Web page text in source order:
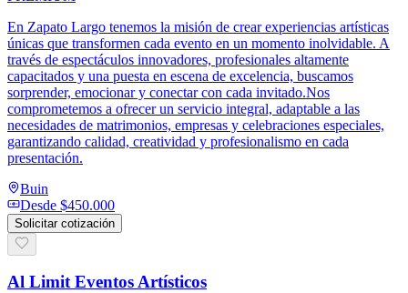
En Zapato Largo tenemos la misión de crear experiencias artísticas
únicas que transformen cada evento en un momento inolvidable. A
través de espectáculos innovadores, profesionales altamente
capacitados y una puesta en escena de excelencia, buscamos
sorprender, emocionar y conectar con cada invitado.Nos
comprometemos a ofrecer un servicio integral, adaptable a las
necesidades de matrimonios, empresas y celebraciones especiales,
garantizando calidad, creatividad y profesionalismo en cada
presentación.
Buin
Desde $450.000
Solicitar cotización
Al Limit Eventos Artísticos